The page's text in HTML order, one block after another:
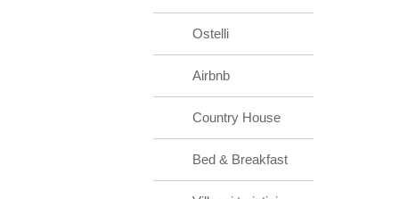
Ostelli
Airbnb
Country House
Bed & Breakfast